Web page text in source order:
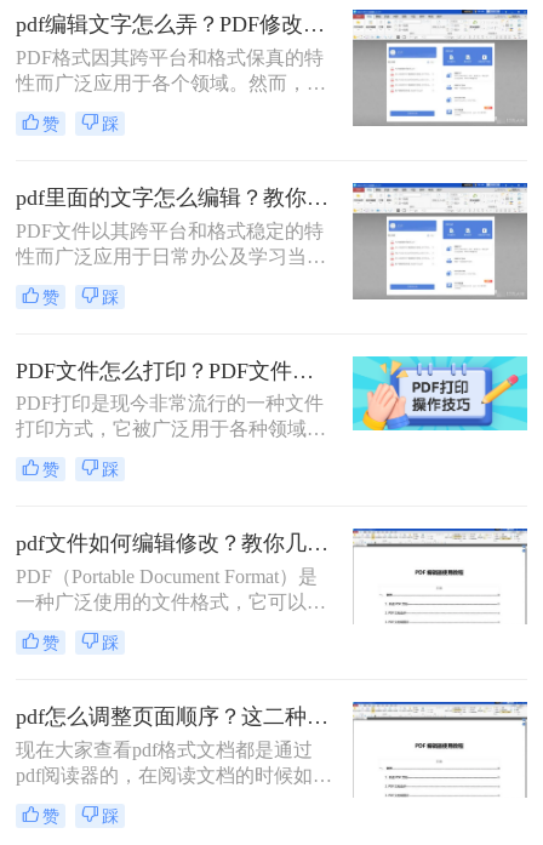
格式本身并不支持直接编辑文字，但
借助一些专业的PDF编辑软件或工
具，我们仍然可以实现这一目标。那
么怎么直接修改pdf中的文字呢？本文
将为您介绍几种直接修改PDF中文字
的方法。
pdf编辑文字怎么弄？PDF修改的两大实用方法！
PDF格式因其跨平台和格式保真的特
性而广泛应用于各个领域。然而，许
多用户在需要编辑PDF文件中的文字
时却感到无从下手。那么pdf编辑文字
实用的PDF文字编辑方法。
赞 踩
pdf里面的文字怎么编辑？教你pdf编辑文字的三种方法！
PDF文件以其跨平台和格式稳定的特
性而广泛应用于日常办公及学习当
中。然而，很多用户在使用PDF文件
的时候常常会遇到一个问题：PDF文
可以轻易编辑。其实，随着技术的发
展，现在有不少方法可以实现对PDF
文件中文字的编辑。那么pdf里面的文
字怎么编辑呢？本文将为大家详细介
绍三种编辑PDF文字的高效方法。
赞 踩
PDF文件怎么打印？PDF文件打印技巧详解！
PDF打印是现今非常流行的一种文件
打印方式，它被广泛用于各种领域下
的文件打印操作，比如教育、商业、
科技等等。本文将深入探究PDF打印
作方法等方面，希望能够对您有所帮
助。
赞 踩
pdf文件如何编辑修改？教你几种简单的修改方法！
PDF（Portable Document Format）是
一种广泛使用的文件格式，它可以跨
平台打开和阅读。然而，对于很多人
来说，编辑和修改PDF文件似乎是一
许多方法可以帮助我们轻松地进行
PDF文件的编辑和修改。本文将会介
绍pdf文件如何编辑修改方法来实现这
一目标。
赞 踩
pdf怎么调整页面顺序？这二种编辑方法了解一下！
现在大家查看pdf格式文档都是通过
pdf阅读器的，在阅读文档的时候如果
发现文件页面的顺序错乱，使文档无
法正常查看的话该怎么办？pdf怎么调
赞 踩